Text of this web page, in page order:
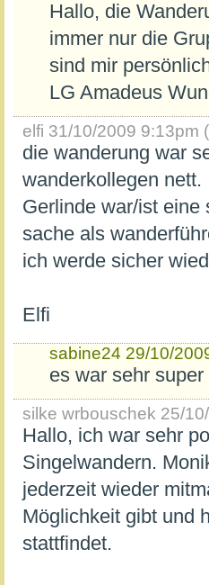
Hallo, die
immer nur die
sind mir
LG Amadeus
elfi 31/10/2009 9:13pm
die wanderung war
wanderkollegen nett.
Gerlinde war/ist eine
sache als
ich werde sicher
Elfi
sabine24 29/10/
es war sehr
silke wrbouschek 25/
Hallo, ich war sehr
Singelwandern.
jederzeit wieder
Möglichkeit gibt und
stattfindet.